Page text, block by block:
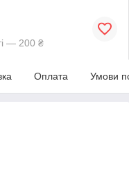
— 200 ₴
Оплата Умови